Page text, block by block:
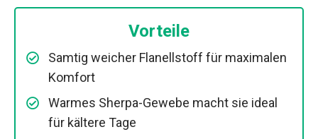
Vorteile
Samtig weicher Flanellstoff für maximalen
Komfort
Warmes Sherpa-Gewebe macht sie ideal
für kältere Tage